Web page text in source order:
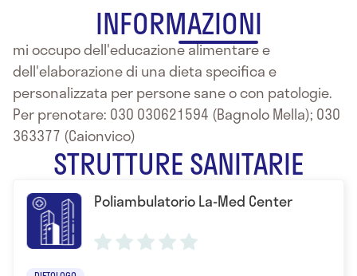
INFORMAZIONI
mi occupo dell'educazione alimentare e
dell'elaborazione di una dieta specifica e
personalizzata per persone sane o con patologie.
Per prenotare: 030 030621594 (Bagnolo Mella); 030
363377 (Caionvico)
STRUTTURE SANITARIE
Poliambulatorio La-Med Center